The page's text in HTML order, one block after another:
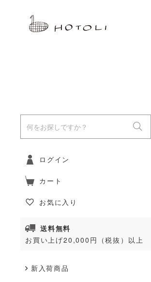
ログイン
カート
お気に入り
送料無料
お買い上げ20,000円（税抜）以上
新入荷商品